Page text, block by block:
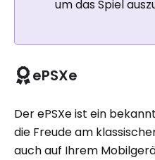
um das Spiel
ePSXe
Der ePSXe ist ein
die Freude am
auch auf Ihrem